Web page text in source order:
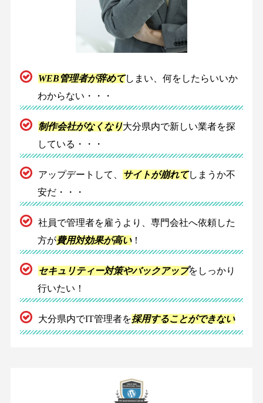
WEB管理者が辞めてしまい、何をしたらいいか
わからない・・・
制作会社がなくなり大分県内で新しい業者を探
している・・・
アップデートして、 サイトが崩れてしまうか不
安だ・・・
社員で管理者を雇うより、専門会社へ依頼した
方が費用対効果が高い！
セキュリティー対策やバックアップをしっかり
行いたい！
大分県内でIT管理者を採用することができない